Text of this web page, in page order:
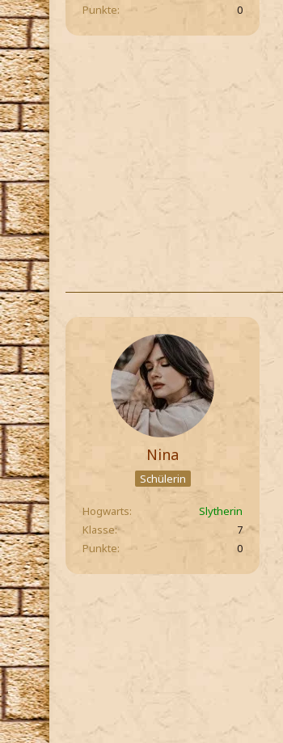
Punkte
0
Nina
Schülerin
Hogwarts
Slytherin
Klasse
7
Punkte
0